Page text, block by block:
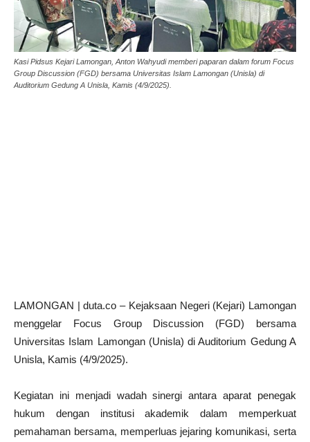
Kasi Pidsus Kejari Lamongan, Anton Wahyudi memberi paparan dalam forum Focus
Group Discussion (FGD) bersama Universitas Islam Lamongan (Unisla) di
Auditorium Gedung A Unisla, Kamis (4/9/2025).
LAMONGAN | duta.co – Kejaksaan Negeri (Kejari) Lamongan
menggelar Focus Group Discussion (FGD) bersama
Universitas Islam Lamongan (Unisla) di Auditorium Gedung A
Unisla, Kamis (4/9/2025).
Kegiatan ini menjadi wadah sinergi antara aparat penegak
hukum dengan institusi akademik dalam memperkuat
pemahaman bersama, memperluas jejaring komunikasi, serta